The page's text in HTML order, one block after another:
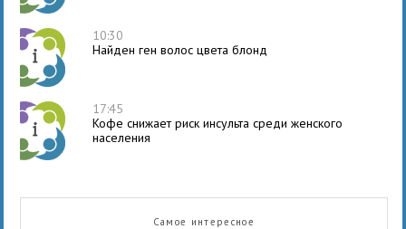
10:30
Найден ген волос цвета блонд
17:45
Кофе снижает риск инсульта среди женского
населения
Самое интересное